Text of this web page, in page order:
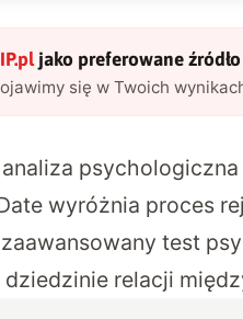
jako preferowane źródło
się w Twoich
psychologiczna
wyróżnia proces
test
relacji